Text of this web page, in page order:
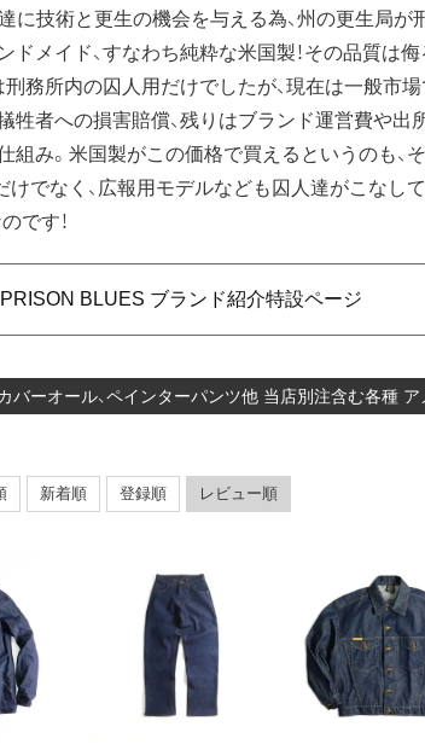
に技術と更生の機会を与える為、州の更生局が
ドメイド、すなわち純粋な米国製！その品質は
刑務所内の囚人用だけでしたが、現在は一般市
牲者への損害賠償、残りはブランド運営費や出
組み。米国製がこの価格で買えるというのも、
けでなく、広報用モデルなども囚人達がこなし
です！
PRISON BLUES ブランド紹介特設ページ
バーオール、ペインターパンツ他 当店別注含む各種
新着順 登録順 レビュー順